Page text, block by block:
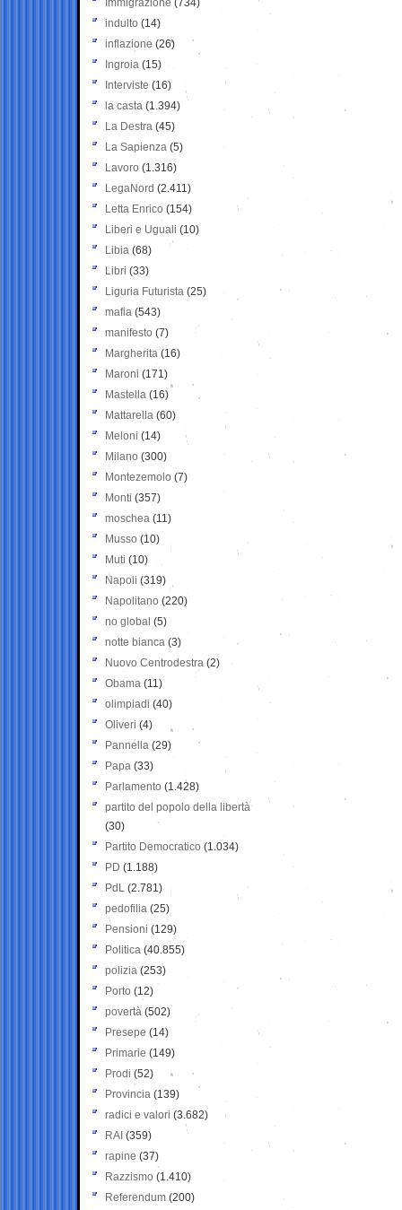
Immigrazione (734)
indulto (14)
inflazione (26)
Ingroia (15)
Interviste (16)
la casta (1.394)
La Destra (45)
La Sapienza (5)
Lavoro (1.316)
LegaNord (2.411)
Letta Enrico (154)
Liberi e Uguali (10)
Libia (68)
Libri (33)
Liguria Futurista (25)
mafia (543)
manifesto (7)
Margherita (16)
Maroni (171)
Mastella (16)
Mattarella (60)
Meloni (14)
Milano (300)
Montezemolo (7)
Monti (357)
moschea (11)
Musso (10)
Muti (10)
Napoli (319)
Napolitano (220)
no global (5)
notte bianca (3)
Nuovo Centrodestra (2)
Obama (11)
olimpiadi (40)
Oliveri (4)
Pannella (29)
Papa (33)
Parlamento (1.428)
partito del popolo della libertà
(30)
Partito Democratico (1.034)
PD (1.188)
PdL (2.781)
pedofilia (25)
Pensioni (129)
Politica (40.855)
polizia (253)
Porto (12)
povertà (502)
Presepe (14)
Primarie (149)
Prodi (52)
Provincia (139)
radici e valori (3.682)
RAI (359)
rapine (37)
Razzismo (1.410)
Referendum (200)